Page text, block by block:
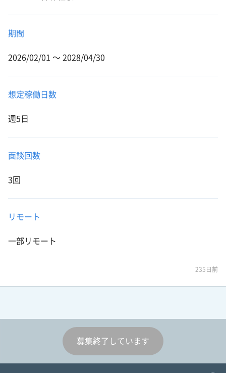
期間
2026/02/01 〜 2028/04/30
想定稼働日数
週5日
面談回数
3回
リモート
一部リモート
235日前
募集終了しています